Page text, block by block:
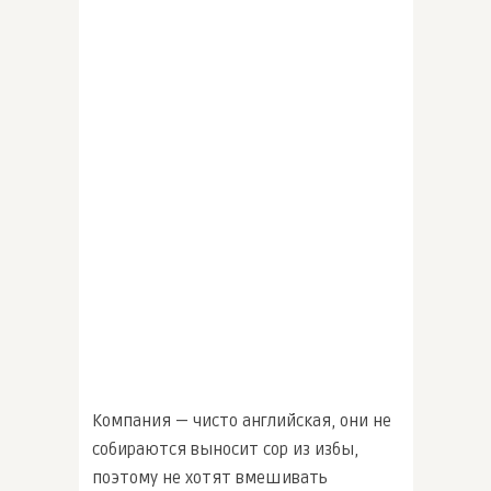
Компания — чисто английская, они не
собираются выносит сор из избы,
поэтому не хотят вмешивать